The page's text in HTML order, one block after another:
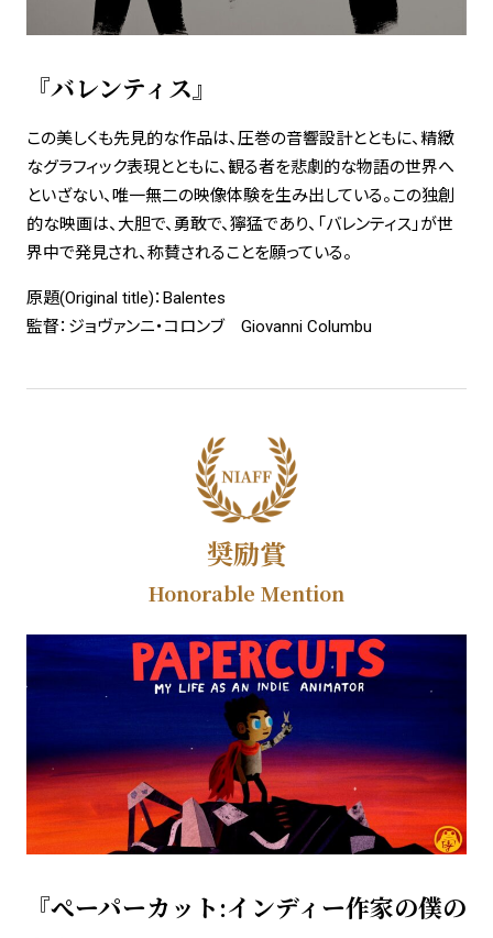
『バレンティス』
この美しくも先見的な作品は、圧巻の音響設計とともに、精緻
なグラフィック表現とともに、観る者を悲劇的な物語の世界へ
といざない、唯一無二の映像体験を生み出している。この独創
的な映画は、大胆で、勇敢で、獰猛であり、「バレンティス」が世
界中で発見され、称賛されることを願っている。
原題(Original title)：Balentes
監督：ジョヴァンニ・コロンブ Giovanni Columbu
奨励賞
Honorable Mention
『ぺーパーカット:インディー作家の僕の